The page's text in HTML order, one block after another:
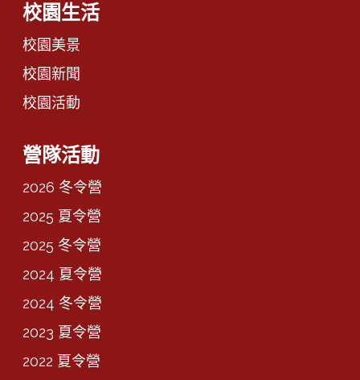
校園生活
校園美景
校園新聞
校園活動
營隊活動
2026 冬令營
2025 夏令營
2025 冬令營
2024 夏令營
2024 冬令營
2023 夏令營
2022 夏令營